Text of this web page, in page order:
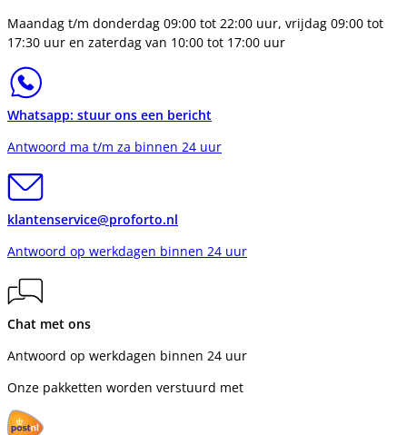
Maandag t/m donderdag 09:00 tot 22:00 uur, vrijdag 09:00 tot
17:30 uur en zaterdag van 10:00 tot 17:00 uur
Whatsapp: stuur ons een bericht
Antwoord ma t/m za binnen 24 uur
klantenservice@proforto.nl
Antwoord op werkdagen binnen 24 uur
Chat met ons
Antwoord op werkdagen binnen 24 uur
Onze pakketten worden verstuurd met